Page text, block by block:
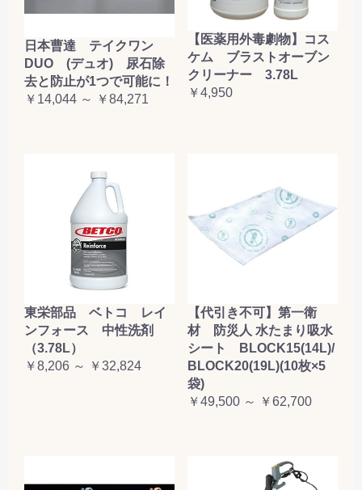
日本曹達 テイクワン
DUO (デュオ) 尿石除
去と防止が1つで可能に！
￥14,044 ～ ￥84,271
【医薬用外毒劇物】コス
ケム ブラストオーブン
クリーナー 3.78L
￥4,950
東栄部品 ベトコ レイ
ンフォース 中性洗剤
（3.78L）
￥8,206 ～ ￥32,824
【代引き不可】第一衛
材 防災人 水たまり吸水
シート BLOCK15(14L)/
BLOCK20(19L)(10枚×5
袋)
￥49,500 ～ ￥62,700